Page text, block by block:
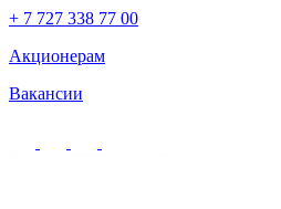
+ 7 727 338 77 00
Акционерам
Вакансии